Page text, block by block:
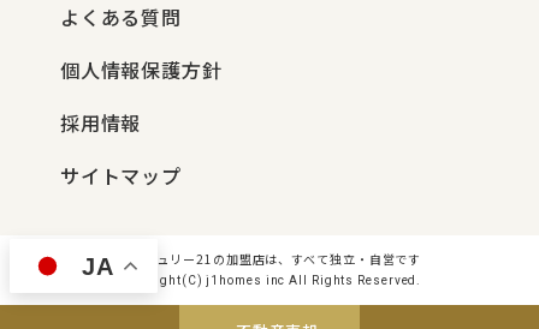
よくある質問
個人情報保護方針
採用情報
サイトマップ
センチュリー21の加盟店は、すべて独立・自営です
Copyright(C) j1homes inc All Rights Reserved.
JA